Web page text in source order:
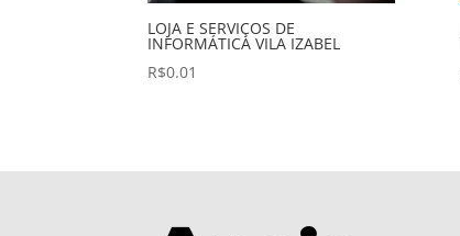
LOJA E SERVIÇOS DE
INFORMÁTICA VILA IZABEL
R$0.01